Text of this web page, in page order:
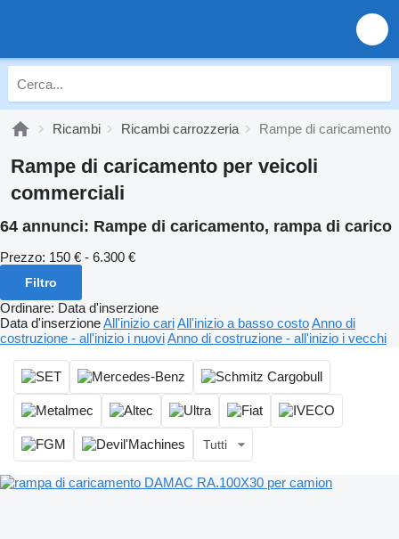
Ricambi Ricambi carrozzeria Rampe di caricamento
Rampe di caricamento per veicoli
commerciali
64 annunci: Rampe di caricamento, rampa di carico
Prezzo: 150 € - 6.300 €
Filtro
Ordinare: Data d'inserzione
Data d'inserzioneAll'inizio cariAll'inizio a basso costoAnno di
costruzione - all'inizio i nuoviAnno di costruzione - all'inizio i vecchi
Tutti